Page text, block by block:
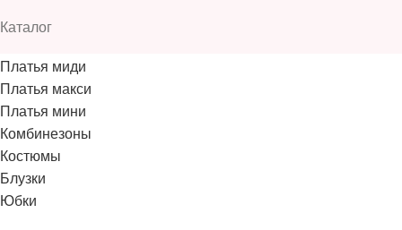
Каталог
Платья миди
Платья макси
Платья мини
Комбинезоны
Костюмы
Блузки
Юбки